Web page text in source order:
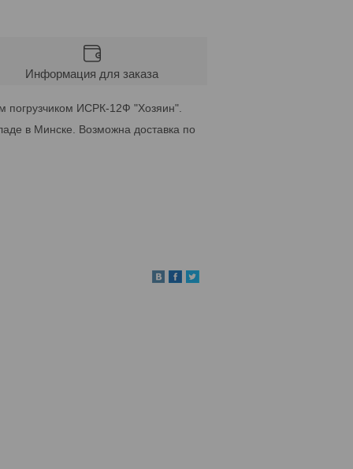
Информация для заказа
погрузчиком ИСРК-12Ф "Хозяин".
в Минске. Возможна доставка по